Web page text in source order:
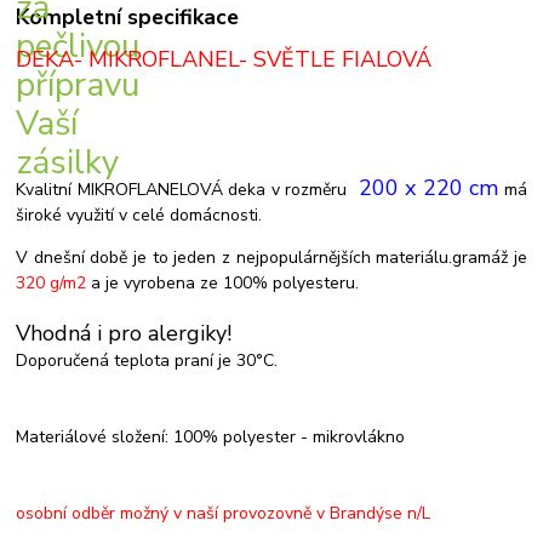
Kompletní specifikace
DEKA- MIKROFLANEL- SVĚTLE FIALOVÁ
Kvalitní MIKROFLANELOVÁ deka v rozměru 200 x 220 cm má
široké využití v celé domácnosti.
V dnešní době je to jeden z nejpopulárnějších materiálu.gramáž je
320 g/m2 a je vyrobena ze 100% polyesteru.
Vhodná i pro alergiky!
Doporučená teplota praní je 30°C.
Materiálové složení: 100% polyester - mikrovlákno
osobní odběr možný v naší provozovně v Brandýse n/L